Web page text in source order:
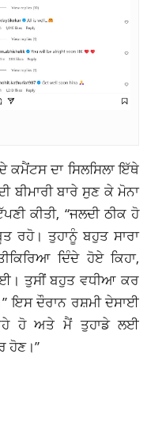
ਕਮੈਂਟਸ ਦਾ ਸਿਲਸਿਲਾ ਇੱਥੇ
ਬੀਮਾਰੀ ਬਾਰੇ ਸੁਣ ਕੇ ਮੋਨਾ
ਕੀਤੀ, “ਜਲਦੀ ਠੀਕ ਹੋ
​​ਰਹੋ। ਤੁਹਾਨੂੰ ਬਹੁਤ ਸਾਰਾ
ਦਿੰਦੇ ਹੋਏ ਕਿਹਾ,
ਤੁਸੀਂ ਬਹੁਤ ਵਧੀਆ ਕਰ
ਇਸ ਦੌਰਾਨ ਰਸ਼ਮੀ ਦੇਸਾਈ
​​ਰਹੇ ਹੋ ਅਤੇ ਮੈਂ ਤੁਹਾਡੇ ਲਈ
ਹੋਣ।”